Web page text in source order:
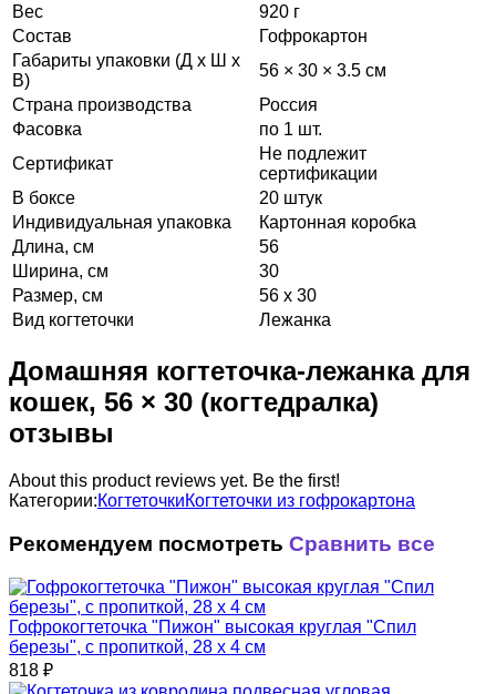
Вес
920 г
Состав
Гофрокартон
Габариты упаковки (Д х Ш х
В)
56 × 30 × 3.5 см
Страна производства
Россия
Фасовка
по 1 шт.
Сертификат
Не подлежит
сертификации
В боксе
20 штук
Индивидуальная упаковка
Картонная коробка
Длина, см
56
Ширина, см
30
Размер, см
56 х 30
Вид когтеточки
Лежанка
Домашняя когтеточка-лежанка для
кошек, 56 × 30 (когтедралка)
отзывы
About this product reviews yet. Be the first!
Категории:КогтеточкиКогтеточки из гофрокартона
Рекомендуем посмотреть Сравнить все
Гофрокогтеточка "Пижон" высокая круглая "Спил
березы", с пропиткой, 28 х 4 см
818 ₽